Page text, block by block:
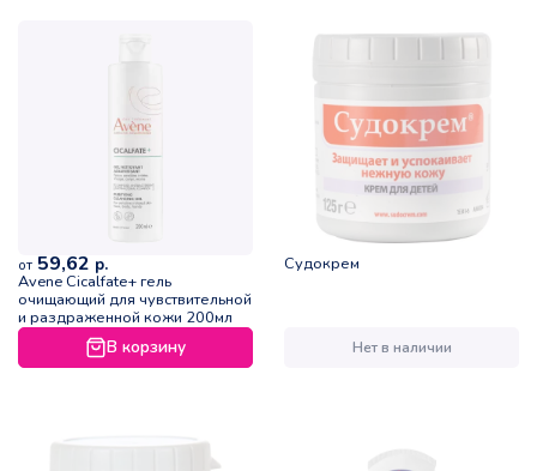
от 59,62 р.
Avene Cicalfate+ гель
очищающий для чувствительной
и раздраженной кожи 200мл
В корзину
Судокрем
Нет в наличии